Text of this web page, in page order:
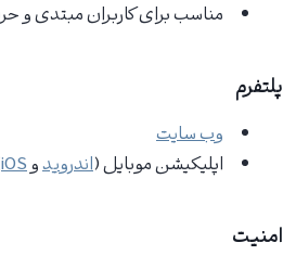
مناسب برای کاربران مبتدی و
پلتفرم
وب سایت
اپلیکیشن موبایل (اندرویدوiOS
امنیت